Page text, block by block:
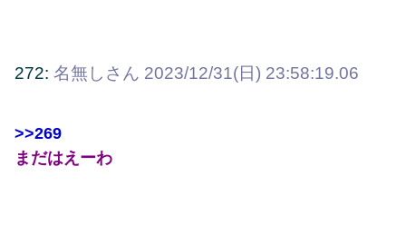
272: 名無しさん 2023/12/31(日) 23:58:19.06
>>269
まだはえーわ